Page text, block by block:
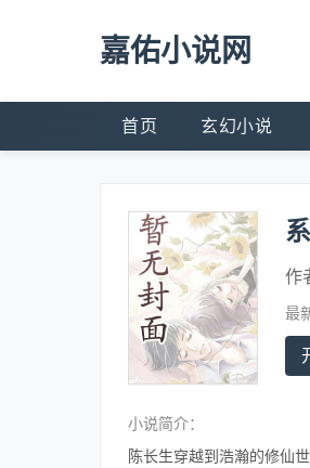
嘉佑小说网
首页 玄幻小说
作
最
小说简介：
陈长生穿越到浩瀚的修仙